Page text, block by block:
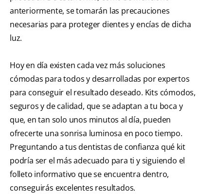
anteriormente, se tomarán las precauciones
necesarias para proteger dientes y encías de dicha
luz.
Hoy en día existen cada vez más soluciones
cómodas para todos y desarrolladas por expertos
para conseguir el resultado deseado. Kits cómodos,
seguros y de calidad, que se adaptan a tu boca y
que, en tan solo unos minutos al día, pueden
ofrecerte una sonrisa luminosa en poco tiempo.
Preguntando a tus dentistas de confianza qué kit
podría ser el más adecuado para ti y siguiendo el
folleto informativo que se encuentra dentro,
conseguirás excelentes resultados.